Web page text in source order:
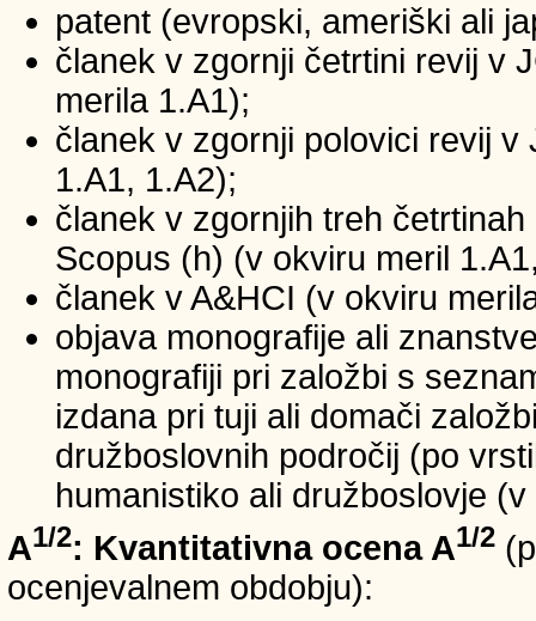
patent (evropski, ameriški ali
članek v zgornji četrtini revij v
merila 1.A1);
članek v zgornji polovici revij
1.A1, 1.A2);
članek v zgornjih treh
Scopus (h) (v okviru meril
članek v A&HCI (v okviru
objava monografije ali
monografiji pri založbi s
izdana pri tuji ali domači
družboslovnih področij (po
humanistiko ali družboslovje
A1/2: Kvantitativna ocena A1/2
ocenjevalnem obdobju):